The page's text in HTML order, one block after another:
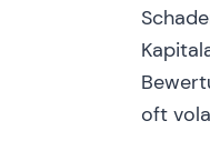
22.
oft